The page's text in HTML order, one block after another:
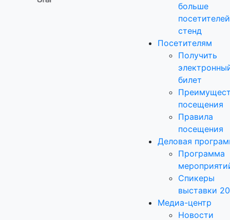
больше
стенд
Посетителям
Получить
билет
посещения
Правила
посещения
Деловая
Программа
Спикеры
выставки
Медиа-центр
Новости